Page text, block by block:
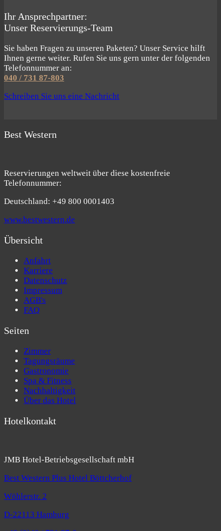
Ihr Ansprechpartner:
Unser Reservierungs-Team
Sie haben Fragen zu unseren Paketen? Unser Service hilft
Ihnen gerne weiter. Rufen Sie uns gern unter der folgenden
Telefonnummer an:
040 / 731 87-803
Schreiben Sie uns eine Nachricht
Best Western
Reservierungen weltweit über diese kostenfreie
Telefonnummer:
Deutschland: +49 800 0001403
www.bestwestern.de
Übersicht
Anfahrt
Karriere
Datenschutz
Impressum
AGB's
FAQ
Seiten
Zimmer
Tagungsräume
Gastronomie
Spa & Fitness
Nachhaltigkeit
Über das Hotel
Hotelkontakt
JMB Hotel-Betriebsgesellschaft mbH
Best Western Plus Hotel Böttcherhof
Wöhlerstr. 2
D-22113 Hamburg